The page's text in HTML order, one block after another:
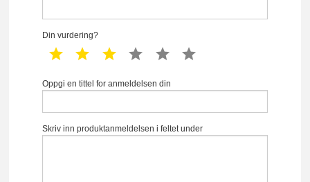
Din vurdering?
1 star 2 star 3 star 4 star 5 star
Oppgi en tittel for anmeldelsen din
Skriv inn produktanmeldelsen i feltet under